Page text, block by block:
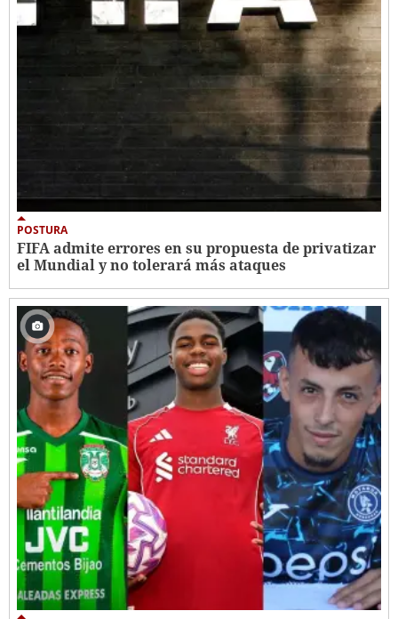
POSTURA
FIFA admite errores en su propuesta de privatizar
el Mundial y no tolerará más ataques